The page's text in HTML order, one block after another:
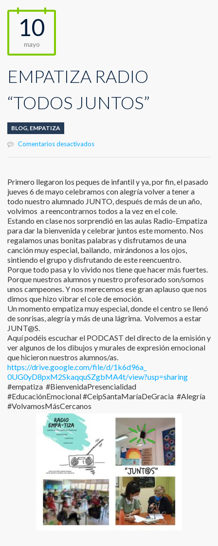
10
mayo
EMPATIZA RADIO
“TODOS JUNTOS”
BLOG, EMPATIZA
Comentarios desactivadosen
JUNTOS”
Primero llegaron los peques de infantil y ya, por fin, el pasado
jueves 6 de mayo celebramos con alegría volver a tener a
todo nuestro alumnado JUNTO, después de más de un año,
volvimos a reencontrarnos todos a la vez en el cole.
Estando en clase nos sorprendió en las aulas Radio-Empatiza
para dar la bienvenida y celebrar juntos este momento. Nos
regalamos unas bonitas palabras y disfrutamos de una
canción muy especial, bailando, mirándonos a los ojos,
sintiendo el grupo y disfrutando de este reencuentro.
Porque todo pasa y lo vivido nos tiene que hacer más fuertes.
Porque nuestros alumnos y nuestro profesorado son/somos
unos campeones. Y nos merecemos ese gran aplauso que nos
dimos que hizo vibrar el cole de emoción.
Un momento empatiza muy especial, donde el centro se llenó
de sonrisas, alegría y más de una lágrima. Volvemos a estar
JUNT@S.
Aquí podéis escuchar el PODCAST del directo de la emisión y
ver algunos de los dibujos y murales de expresión emocional
que hicieron nuestros alumnos/as.
https://drive.google.com/file/d/1k6d96a_
0UG0yD8pxM2SkaqquSZgbMA4t/view?usp=sharing
#empatiza #BienvenidaPresencialidad
#EducaciónEmocional #CeipSantaMaríaDeGracia #Alegría
#VolvamosMásCercanos